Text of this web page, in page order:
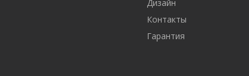
Дизайн
Контакты
Гарантия